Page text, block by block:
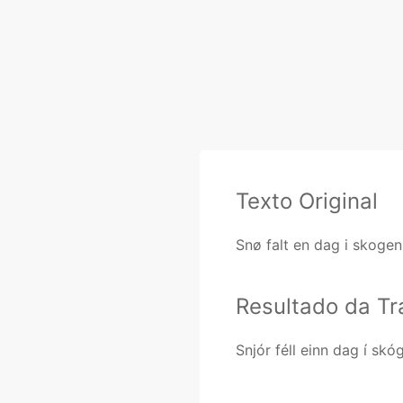
Texto Original
Snø falt en dag i
Resultado da
Snjór féll einn dag í